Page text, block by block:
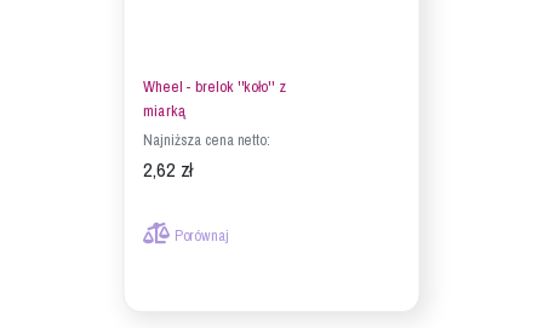
Wheel - brelok ''koło'' z
miarką
Najniższa cena netto:
2,62 zł
Porównaj